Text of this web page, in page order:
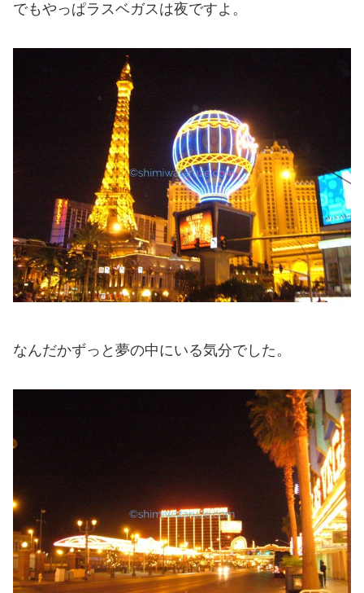
でもやっぱラスベガスは夜ですよ。
なんだかずっと夢の中にいる気分でした。